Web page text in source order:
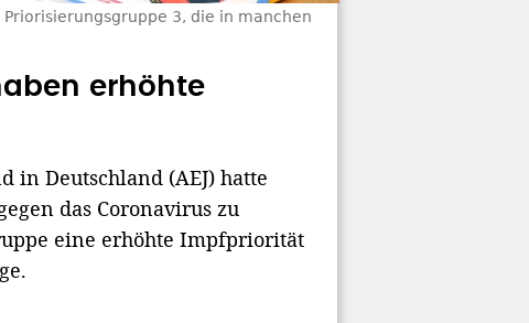
3, die in manchen
erhöhte
in Deutschland (AEJ) hatte
das Coronavirus zu
eine erhöhte Impfpriorität